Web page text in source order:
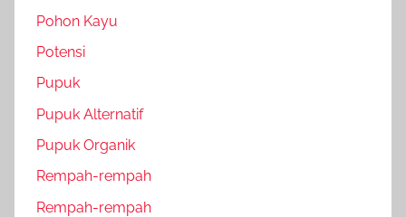
Pohon Kayu
Potensi
Pupuk
Pupuk Alternatif
Pupuk Organik
Rempah-rempah
Rempah-rempah